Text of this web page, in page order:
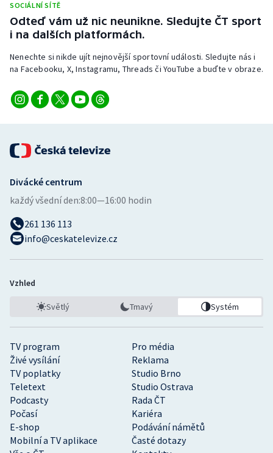
SOCIÁLNÍ SÍTĚ
Odteď vám už nic neunikne. Sledujte ČT sport
i na dalších platformách.
Nenechte si nikde ujít nejnovější sportovní události. Sledujte nás i
na Facebooku, X, Instagramu, Threads či YouTube a buďte v obraze.
TV program
Pro média
Živé vysílání
Reklama
TV poplatky
Studio Brno
Teletext
Studio Ostrava
Podcasty
Rada ČT
Počasí
Kariéra
E-shop
Podávání námětů
Mobilní a TV aplikace
Časté dotazy
Divácké centrum
každý všední den:8:00—16:00 hodin
261 136 113
info@ceskatelevize.cz
Vzhled
Světlý Tmavý Systém